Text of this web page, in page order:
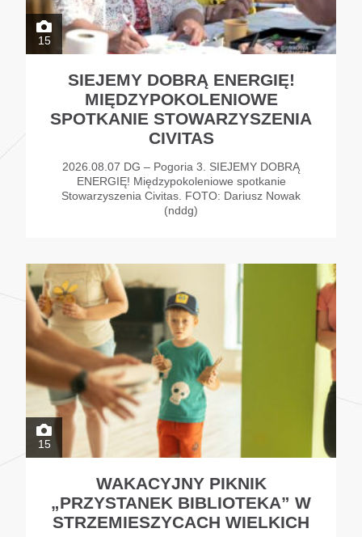
15
SIEJEMY DOBRĄ ENERGIĘ!
MIĘDZYPOKOLENIOWE
SPOTKANIE STOWARZYSZENIA
CIVITAS
2026.08.07 DG – Pogoria 3. SIEJEMY DOBRĄ
ENERGIĘ! Międzypokoleniowe spotkanie
Stowarzyszenia Civitas. FOTO: Dariusz Nowak
(nddg)
15
WAKACYJNY PIKNIK
„PRZYSTANEK BIBLIOTEKA” W
STRZEMIESZYCACH WIELKICH